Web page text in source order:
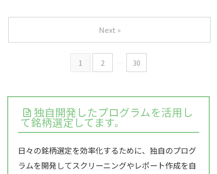
1 2 … 30
Next »
独自開発したプログラムを活用し
て銘柄選定してます。
日々の銘柄選定を効率化するために、独自のプログ
ラムを開発してスクリーニングやレポート作成を自